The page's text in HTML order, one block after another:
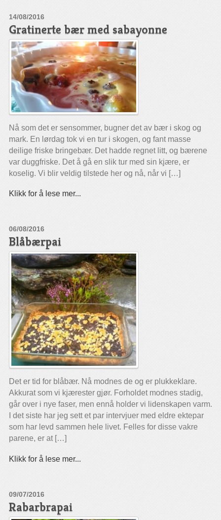
14/08/2016
Gratinerte bær med sabayonne
Nå som det er sensommer, bugner det av bær i skog og
mark. En lørdag tok vi en tur i skogen, og fant masse
deilige friske bringebær. Det hadde regnet litt, og bærene
var duggfriske. Det å gå en slik tur med sin kjære, er
koselig. Vi blir veldig tilstede her og nå, når vi […]
Klikk for å lese mer...
06/08/2016
Blåbærpai
Det er tid for blåbær. Nå modnes de og er plukkeklare.
Akkurat som vi kjærester gjør. Forholdet modnes stadig,
går over i nye faser, men ennå holder vi lidenskapen varm.
I det siste har jeg sett et par intervjuer med eldre ektepar
som har levd sammen hele livet. Felles for disse vakre
parene, er at […]
Klikk for å lese mer...
09/07/2016
Rabarbrapai